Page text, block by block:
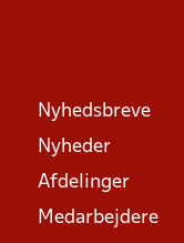
Nyhedsbreve
Nyheder
Afdelinger
Medarbejdere